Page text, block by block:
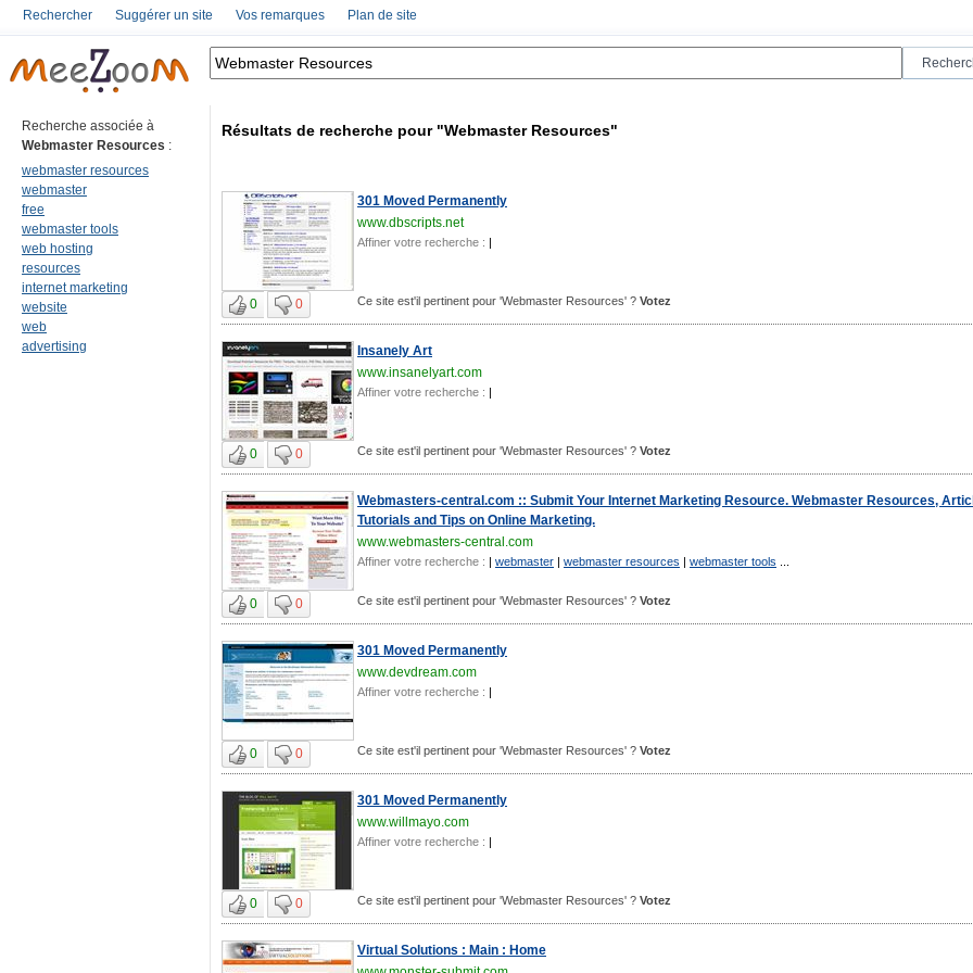
Rechercher Suggérer un site Vos remarques Plan de site
Recherche associée à
Webmaster Resources :
webmaster resources
webmaster
free
webmaster tools
web hosting
resources
internet marketing
website
web
advertising
Résultats de recherche pour "Webmaster Resources"
301 Moved Permanently
www.dbscripts.net
Affiner votre recherche : |
0 0 Ce site est'il pertinent pour 'Webmaster Resources' ? Votez
Insanely Art
www.insanelyart.com
Affiner votre recherche : |
0 0 Ce site est'il pertinent pour 'Webmaster Resources' ? Votez
Webmasters-central.com :: Submit Your Internet Marketing Resource. Webmaster Resources,
Tutorials and Tips on Online Marketing.
www.webmasters-central.com
Affiner votre recherche : | webmaster | webmaster resources | webmaster tools
0 0 Ce site est'il pertinent pour 'Webmaster Resources' ? Votez
301 Moved Permanently
www.devdream.com
Affiner votre recherche : |
0 0 Ce site est'il pertinent pour 'Webmaster Resources' ? Votez
301 Moved Permanently
www.willmayo.com
Affiner votre recherche : |
0 0 Ce site est'il pertinent pour 'Webmaster Resources' ? Votez
Virtual Solutions : Main : Home